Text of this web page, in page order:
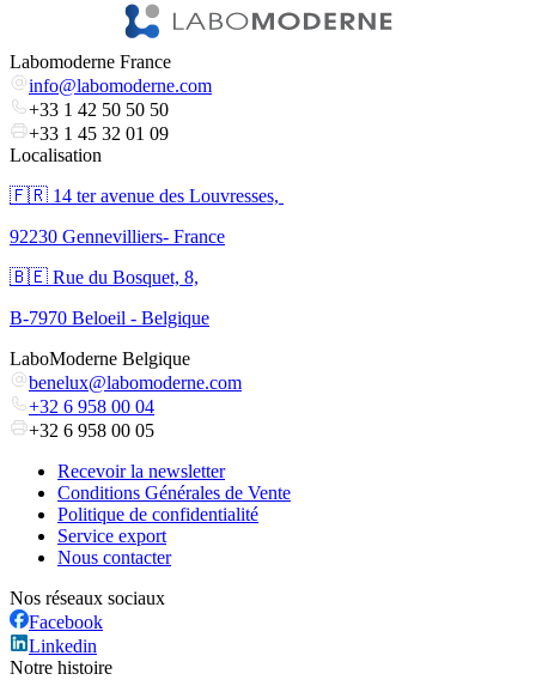
Labomoderne France
info@labomoderne.com
+33 1 42 50 50 50
+33 1 45 32 01 09
Localisation
🇫🇷 ​14 ter avenue des Louvresses,
92230 Gennevilliers- France
🇧🇪 Rue du Bosquet, 8,
B-7970 Beloeil - Belgique
LaboModerne Belgique
benelux@labomoderne.com
+32 6 958 00 04
+32 6 958 00 05
Recevoir la newsletter
Conditions Générales de Vente
Politique de confidentialité
Service export
Nous contacter
Nos réseaux sociaux
Facebook
Linkedin
Notre histoire